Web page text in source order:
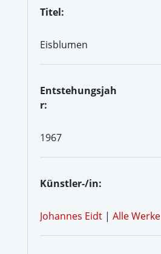
Titel:
Eisblumen
Entstehungsjah
r:
1967
Künstler-/in:
Johannes Eidt | Alle Werke